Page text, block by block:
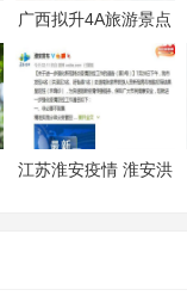
广西拟升4A旅游景点
江苏淮安疫情 淮安洪